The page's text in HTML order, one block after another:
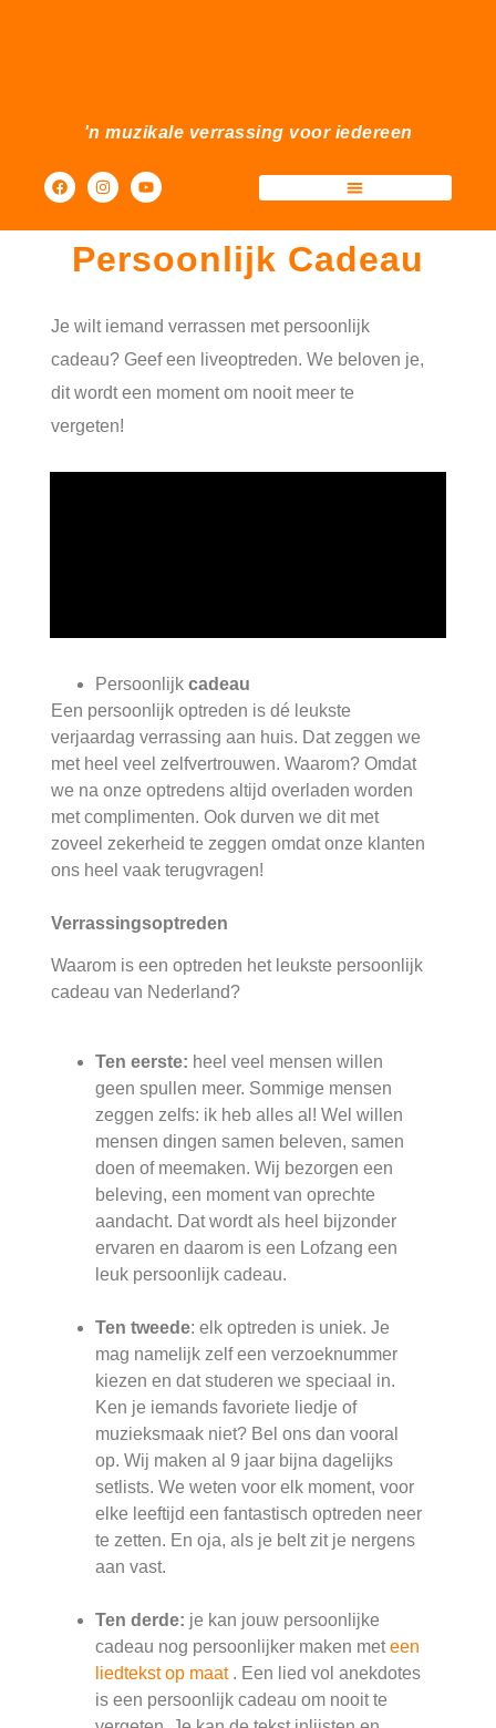
'n muzikale verrassing voor iedereen
Persoonlijk Cadeau
Je wilt iemand verrassen met persoonlijk
cadeau? Geef een liveoptreden. We beloven je,
dit wordt een moment om nooit meer te
vergeten!
Persoonlijk cadeau
Een persoonlijk optreden is dé leukste
verjaardag verrassing aan huis. Dat zeggen we
met heel veel zelfvertrouwen. Waarom? Omdat
we na onze optredens altijd overladen worden
met complimenten. Ook durven we dit met
zoveel zekerheid te zeggen omdat onze klanten
ons heel vaak terugvragen!
Verrassingsoptreden
Waarom is een optreden het leukste persoonlijk
cadeau van Nederland?
Ten eerste: heel veel mensen willen
geen spullen meer. Sommige mensen
zeggen zelfs: ik heb alles al! Wel willen
mensen dingen samen beleven, samen
doen of meemaken. Wij bezorgen een
beleving, een moment van oprechte
aandacht. Dat wordt als heel bijzonder
ervaren en daarom is een Lofzang een
leuk persoonlijk cadeau.
Ten tweede: elk optreden is uniek. Je
mag namelijk zelf een verzoeknummer
kiezen en dat studeren we speciaal in.
Ken je iemands favoriete liedje of
muzieksmaak niet? Bel ons dan vooral
op. Wij maken al 9 jaar bijna dagelijks
setlists. We weten voor elk moment, voor
elke leeftijd een fantastisch optreden neer
te zetten. En oja, als je belt zit je nergens
aan vast.
Ten derde: je kan jouw persoonlijke
cadeau nog persoonlijker maken meteen
liedtekst op maat. Een lied vol anekdotes
is een persoonlijk cadeau om nooit te